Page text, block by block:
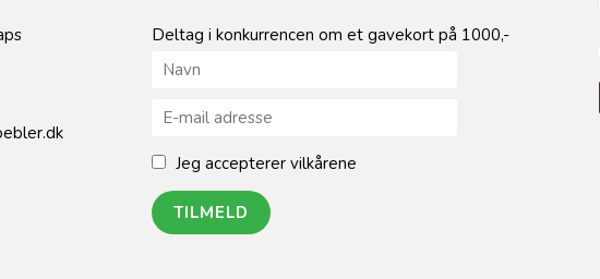
Deltag i konkurrencen om et gavekort på 1000,-
Jeg accepterer vilkårene